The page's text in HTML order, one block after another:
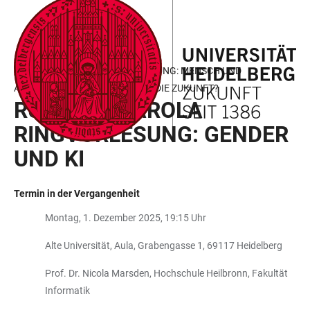
LINKS
ZUR
BARRIEREFREIHEIT
ZUM
HAUPTINHALT
HAUPTNAVIGATION
ÖFFNEN
WEBSEITENSUCHE
ÖFFNEN
RUPERTO CAROLA RINGVORLESUNG: MENSCH UND
ALGORITHMUS – WEM GEHÖRT DIE ZUKUNFT?
RUPERTO CAROLA
RINGVORLESUNG: GENDER
UND KI
Termin in der Vergangenheit
Montag, 1. Dezember 2025, 19:15 Uhr
Alte Universität, Aula, Grabengasse 1, 69117 Heidelberg
Prof. Dr. Nicola Marsden, Hochschule Heilbronn, Fakultät
Informatik